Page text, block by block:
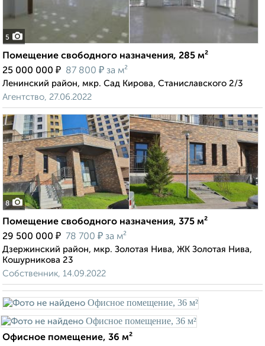
5
Помещение свободного назначения, 285 м²
25 000 000 ₽ 87 800 ₽ за м²
Ленинский район, мкр. Сад Кирова, Станиславского 2/3
Агентство, 27.06.2022
8
Помещение свободного назначения, 375 м²
29 500 000 ₽ 78 700 ₽ за м²
Дзержинский район, мкр. Золотая Нива, ЖК Золотая Нива,
Кошурникова 23
Собственник, 14.09.2022
Офисное помещение, 36 м²